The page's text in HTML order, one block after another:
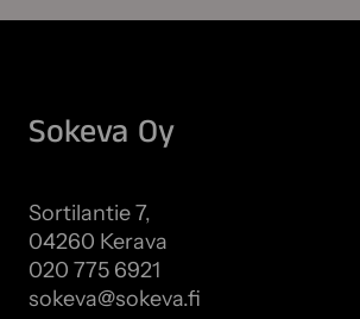
Sokeva Oy
Sortilantie 7,
04260 Kerava
020 775 6921
sokeva@sokeva.fi